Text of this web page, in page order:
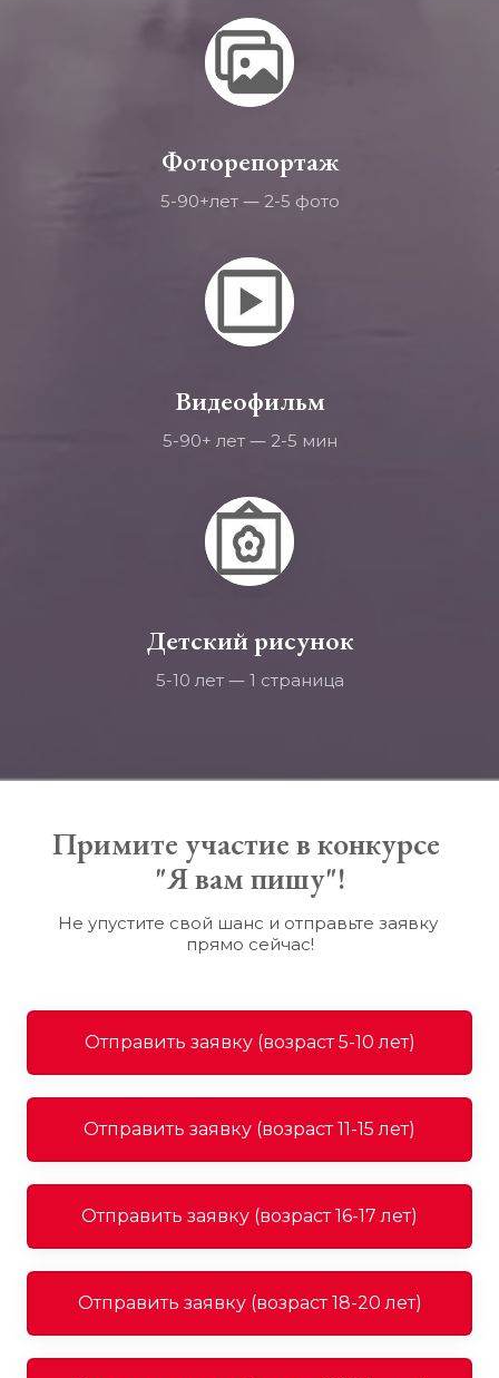
Фоторепортаж
5-90+лет — 2-5 фото
Видеофильм
5-90+ лет — 2-5 мин
Детский рисунок
5-10 лет — 1 страница
Примите участие в конкурсе
"Я вам пишу"!
Не упустите свой шанс и отправьте заявку
прямо сейчас!
Отправить заявку (возраст 5-10 лет)
Отправить заявку (возраст 11-15 лет)
Отправить заявку (возраст 16-17 лет)
Отправить заявку (возраст 18-20 лет)